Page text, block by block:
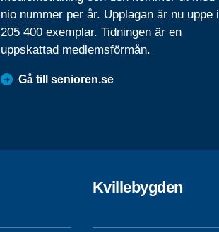
nio nummer per år. Upplagan är nu uppe i
205 400 exemplar. Tidningen är en
uppskattad medlemsförmån.
Gå till senioren.se
Kvillebygden